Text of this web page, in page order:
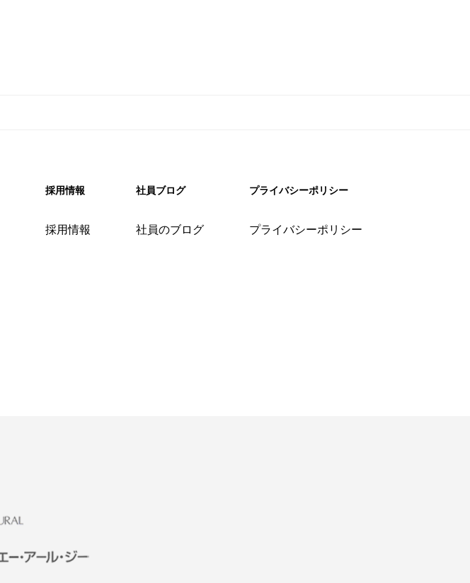
採用情報
採用情報
社員ブログ
社員のブログ
プライバシーポリシー
プライバシーポリシー